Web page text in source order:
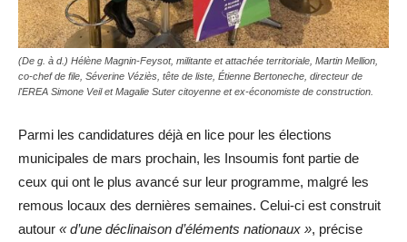
(De g. à d.) Hélène Magnin-Feysot, militante et attachée territoriale, Martin Mellion,
co-chef de file, Séverine Véziès, tête de liste, Étienne Bertoneche, directeur de
l'EREA Simone Veil et Magalie Suter citoyenne et ex-économiste de construction.
Parmi les candidatures déjà en lice pour les élections
municipales de mars prochain, les Insoumis font partie de
ceux qui ont le plus avancé sur leur programme, malgré les
remous locaux des dernières semaines. Celui-ci est construit
autour « d’une déclinaison d’éléments nationaux », précise